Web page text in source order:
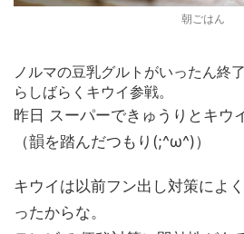
朝ごはん
ノルマの豆乳グルトがいったん
らしばらくキウイ参戦。
昨日 スーパーできゅうりとキウ
（韻を踏んだつもり(;^ω^)）
キウイは以前フン出し対策によ
ったからな。